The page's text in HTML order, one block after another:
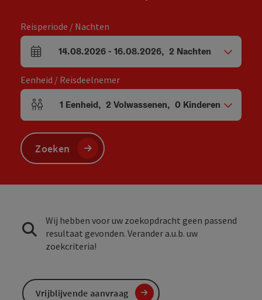
Reisperiode / Nachten
Velden voor aankomst en vertrek
14.08.2026- 16.08.2026, 2 Nachten
Eenheid / Reisdeelnemer
Aantal eenheden en persoonsvelden
1 Eenheid, 2 Volwassenen, 0 Kinderen
Zoeken
Wij hebben voor uw zoekopdracht geen passend
resultaat gevonden. Verander a.u.b. uw
zoekcriteria!
Vrijblijvende aanvraag